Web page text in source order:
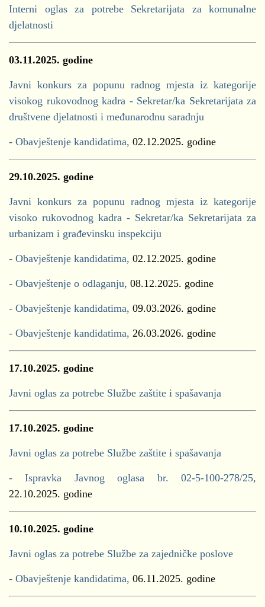
Interni oglas za potrebe Sekretarijata za komunalne
djelatnosti
03.11.2025. godine
Javni konkurs za popunu radnog mjesta iz kategorije
visokog rukovodnog kadra - Sekretar/ka Sekretarijata za
društvene djelatnosti i međunarodnu saradnju
- Obavještenje kandidatima, 02.12.2025. godine
29.10.2025. godine
Javni konkurs za popunu radnog mjesta iz kategorije
visoko rukovodnog kadra - Sekretar/ka Sekretarijata za
urbanizam i građevinsku inspekciju
- Obavještenje kandidatima, 02.12.2025. godine
- Obavještenje o odlaganju, 08.12.2025. godine
- Obavještenje kandidatima, 09.03.2026. godine
- Obavještenje kandidatima, 26.03.2026. godine
17.10.2025. godine
Javni oglas za potrebe Službe zaštite i spašavanja
17.10.2025. godine
Javni oglas za potrebe Službe zaštite i spašavanja
- Ispravka Javnog oglasa br. 02-5-100-278/25,
22.10.2025. godine
10.10.2025. godine
Javni oglas za potrebe Službe za zajedničke poslove
- Obavještenje kandidatima, 06.11.2025. godine